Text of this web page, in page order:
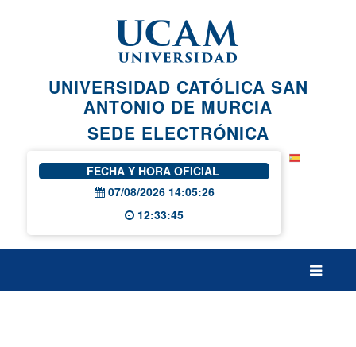
UNIVERSIDAD CATÓLICA SAN
ANTONIO DE MURCIA
SEDE ELECTRÓNICA
FECHA Y HORA OFICIAL
07/08/2026 14:05:26
12:33:45